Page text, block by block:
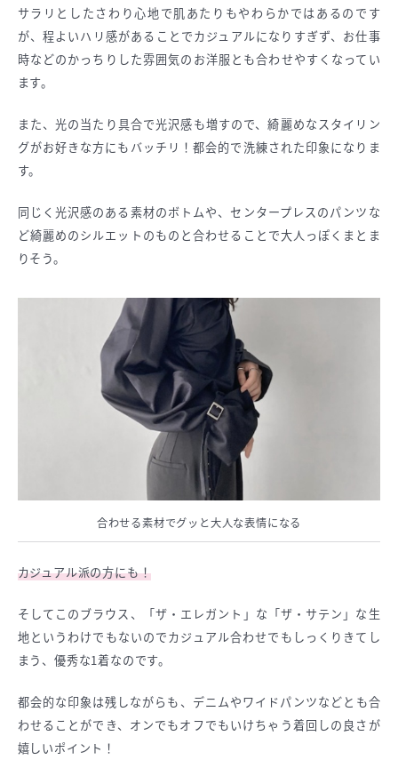
サラリとしたさわり心地で肌あたりもやわらかではあるのです
が、程よいハリ感があることでカジュアルになりすぎず、お仕事
時などのかっちりした雰囲気のお洋服とも合わせやすくなってい
ます。
また、光の当たり具合で光沢感も増すので、綺麗めなスタイリン
グがお好きな方にもバッチリ！都会的で洗練された印象になりま
す。
同じく光沢感のある素材のボトムや、センタープレスのパンツな
ど綺麗めのシルエットのものと合わせることで大人っぽくまとま
りそう。
合わせる素材でグッと大人な表情になる
カジュアル派の方にも！
そしてこのブラウス、「ザ・エレガント」な「ザ・サテン」な生
地というわけでもないのでカジュアル合わせでもしっくりきてし
まう、優秀な1着なのです。
都会的な印象は残しながらも、デニムやワイドパンツなどとも合
わせることができ、オンでもオフでもいけちゃう着回しの良さが
嬉しいポイント！